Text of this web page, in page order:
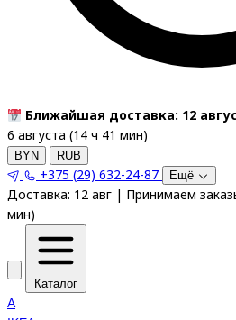
Ближайшая доставка: 12
6 августа (14 ч 41 мин)
BYN RUB
+375 (29) 632-24-87 Ещё
Доставка: 12 авг | Принимаем
мин)
Каталог
A